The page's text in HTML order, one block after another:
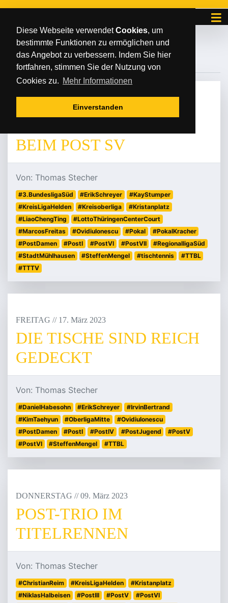
Diese Webseite verwendetCookies, um
bestimmte Funktionen zu ermöglichen und
das Angebot zu verbessern. Indem Sie hier
fortfahren, stimmen Sie der Nutzung von
Cookies zu. Mehr Informationen
Einverstanden
#POSTVI
01. Oktober 2025
BEIM POST SV
Von: Thomas Stecher
#3.BundesligaSüd #ErikSchreyer
#KayStumper
#KreisLigaHelden
#Kreisoberliga
#Kristanplatz
#LiaoChengTing
#LottoThüringenCenterCourt
#MarcosFreitas
#OvidiuIonescu #Pokal
#PokalKracher
#PostDamen
#PostI #PostVI #PostVII
#RegionalligaSüd
#StadtMühlhausen
#SteffenMengel #tischtennis
#TTBL
#TTTV
FREITAG // 17. März 2023
DIE TISCHE SIND REICH
GEDECKT
Von: Thomas Stecher
#DanielHabesohn #ErikSchreyer
#IrvinBertrand
#KimTaehyun
#OberligaMitte
#OvidiuIonescu
#PostDamen
#PostI #PostIV #PostJugend
#PostV
#PostVI
#SteffenMengel #TTBL
DONNERSTAG // 09. März 2023
POST-TRIO IM
TITELRENNEN
Von: Thomas Stecher
#ChristianReim #KreisLigaHelden
#Kristanplatz
#NiklasHalbeisen
#PostIII #PostV
#PostVI